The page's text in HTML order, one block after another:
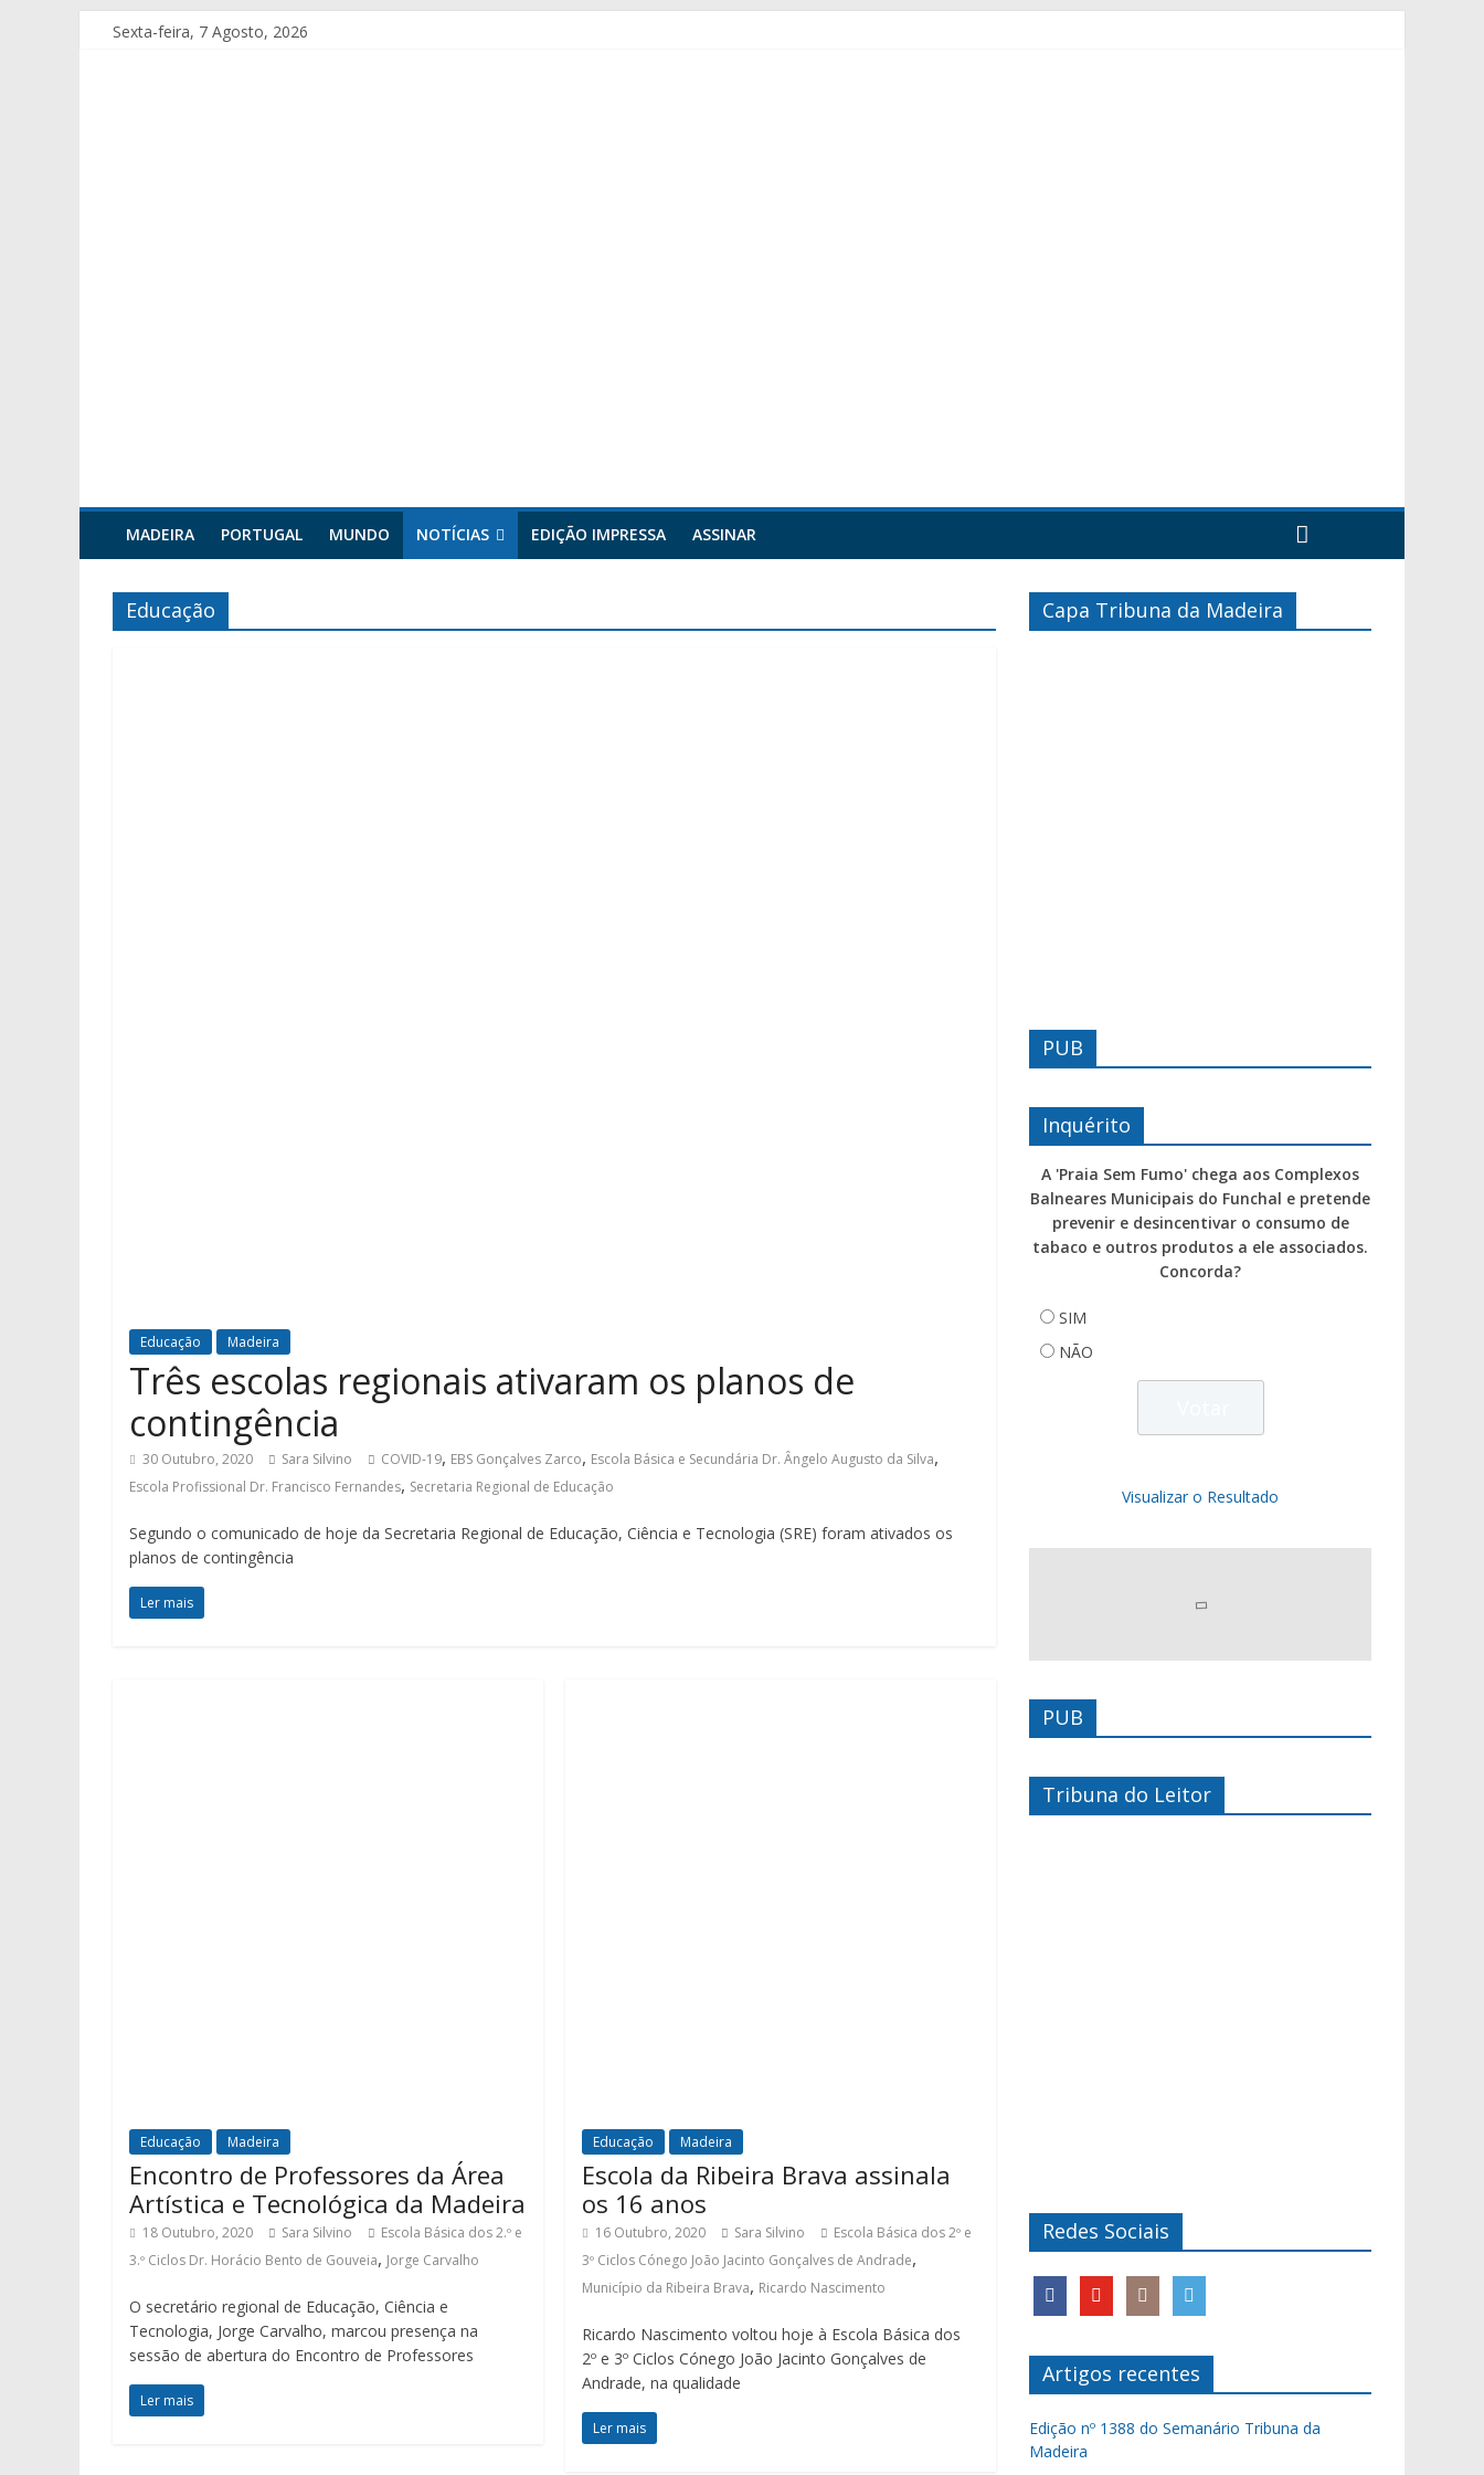
Sexta-feira, 7 Agosto, 2026
MADEIRA PORTUGAL MUNDO NOTÍCIAS EDIÇÃO IMPRESSA ASSINAR
Educação
Educação Madeira
Três escolas regionais ativaram os planos de
contingência
30 Outubro, 2020 Sara Silvino COVID-19, EBS Gonçalves Zarco, Escola Básica e Secundária Dr. Ângelo Augusto da Silva,
Escola Profissional Dr. Francisco Fernandes, Secretaria Regional de Educação
Segundo o comunicado de hoje da Secretaria Regional de Educação, Ciência e Tecnologia (SRE) foram ativados os
planos de contingência
Ler mais
Educação Madeira
Encontro de Professores da Área
Artística e Tecnológica da Madeira
18 Outubro, 2020 Sara Silvino
Escola Básica dos 2.º e
3.º Ciclos Dr. Horácio Bento de Gouveia, Jorge Carvalho
O secretário regional de Educação, Ciência e
Tecnologia, Jorge Carvalho, marcou presença na
sessão de abertura do Encontro de Professores
Ler mais
Educação Madeira
Escola da Ribeira Brava assinala
os 16 anos
16 Outubro, 2020 Sara Silvino
Escola Básica dos 2º e
3º Ciclos Cónego João Jacinto Gonçalves de Andrade,
Município da Ribeira Brava, Ricardo Nascimento
Ricardo Nascimento voltou hoje à Escola Básica dos
2º e 3º Ciclos Cónego João Jacinto Gonçalves de
Andrade, na qualidade
Ler mais
Capa Tribuna da Madeira
PUB
Inquérito
A 'Praia Sem Fumo' chega aos Complexos
Balneares Municipais do Funchal e pretende
prevenir e desincentivar o consumo de
tabaco e outros produtos a ele associados.
Concorda?
SIM
NÃO
Visualizar o Resultado
PUB
Tribuna do Leitor
Redes Sociais
Artigos recentes
Edição nº 1388 do Semanário Tribuna da
Madeira